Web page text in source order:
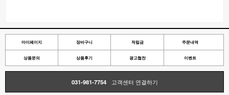
마이페이지 장바구니 적립금 주문내역
상품문의 상품후기 광고협찬 이벤트
031-981-7754 고객센터 연결하기